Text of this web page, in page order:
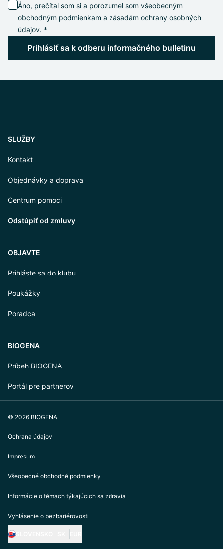
Áno, prečítal som si a porozumel som všeobecným
obchodným podmienkam a zásadám ochrany osobných
údajov. *
Prihlásiť sa k odberu informačného bulletinu
SLUŽBY
Kontakt
Objednávky a doprava
Centrum pomoci
Odstúpiť od zmluvy
OBJAVTE
Prihláste sa do klubu
Poukážky
Poradca
BIOGENA
Príbeh BIOGENA
Portál pre partnerov
© 2026 BIOGENA
Ochrana údajov
Impresum
Všeobecné obchodné podmienky
Informácie o témach týkajúcich sa zdravia
Vyhlásenie o bezbariérovosti